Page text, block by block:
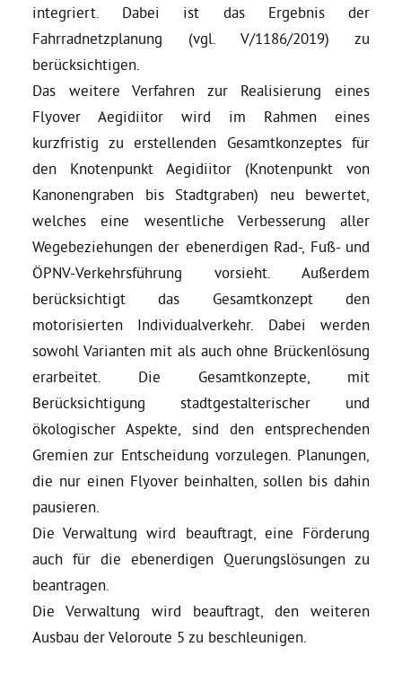
integriert. Dabei ist das Ergebnis der
Fahrradnetzplanung (vgl. V/1186/2019) zu
berücksichtigen.
Das weitere Verfahren zur Realisierung eines
Flyover Aegidiitor wird im Rahmen eines
kurzfristig zu erstellenden Gesamtkonzeptes für
den Knotenpunkt Aegidiitor (Knotenpunkt von
Kanonengraben bis Stadtgraben) neu bewertet,
welches eine wesentliche Verbesserung aller
Wegebeziehungen der ebenerdigen Rad-, Fuß- und
ÖPNV-Verkehrsführung vorsieht. Außerdem
berücksichtigt das Gesamtkonzept den
motorisierten Individualverkehr. Dabei werden
sowohl Varianten mit als auch ohne Brückenlösung
erarbeitet. Die Gesamtkonzepte, mit
Berücksichtigung stadtgestalterischer und
ökologischer Aspekte, sind den entsprechenden
Gremien zur Entscheidung vorzulegen. Planungen,
die nur einen Flyover beinhalten, sollen bis dahin
pausieren.
Die Verwaltung wird beauftragt, eine Förderung
auch für die ebenerdigen Querungslösungen zu
beantragen.
Die Verwaltung wird beauftragt, den weiteren
Ausbau der Veloroute 5 zu beschleunigen.